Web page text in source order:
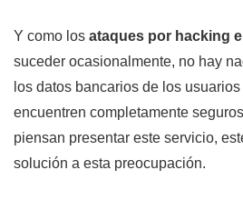
Y como los ataques por hacking
suceder ocasionalmente, no hay
los datos bancarios de los
encuentren completamente
piensan presentar este servicio,
solución a esta preocupación.